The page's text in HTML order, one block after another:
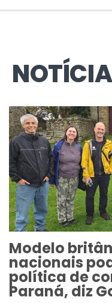
Modelo
nacionais
política de
Paraná, diz